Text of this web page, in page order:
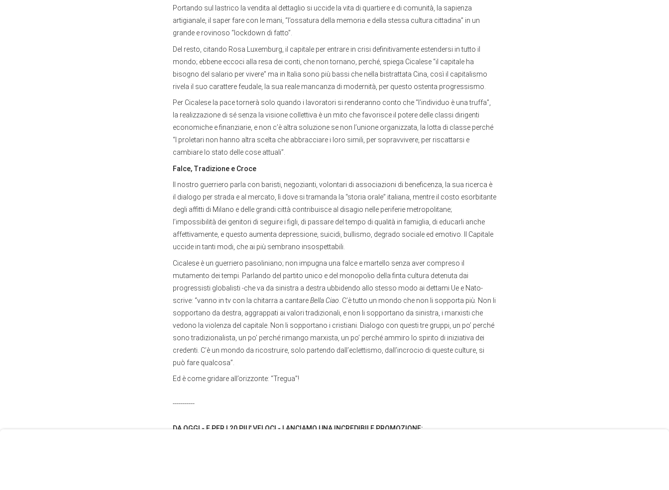
Portando sul lastrico la vendita al dettaglio si uccide la vita di quartiere e di comunità, la sapienza
artigianale, il saper fare con le mani, “l’ossatura della memoria e della stessa cultura cittadina” in un
grande e rovinoso “lockdown di fatto”.
Del resto, citando Rosa Luxemburg, il capitale per entrare in crisi definitivamente estendersi in tutto il
mondo; ebbene eccoci alla resa dei conti, che non tornano, perché, spiega Cicalese “il capitale ha
bisogno del salario per vivere” ma in Italia sono più bassi che nella bistrattata Cina, così il capitalismo
rivela il suo carattere feudale, la sua reale mancanza di modernità, per questo ostenta progressismo.
Per Cicalese la pace tornerà solo quando i lavoratori si renderanno conto che “l’individuo è una truffa”,
la realizzazione di sé senza la visione collettiva è un mito che favorisce il potere delle classi dirigenti
economiche e finanziarie, e non c’è altra soluzione se non l’unione organizzata, la lotta di classe perché
“I proletari non hanno altra scelta che abbracciare i loro simili, per sopravvivere, per riscattarsi e
cambiare lo stato delle cose attuali”.
Falce, Tradizione e Croce
Il nostro guerriero parla con baristi, negozianti, volontari di associazioni di beneficenza, la sua ricerca è
il dialogo per strada e al mercato, lì dove si tramanda la “storia orale” italiana, mentre il costo esorbitante
degli affitti di Milano e delle grandi città contribuisce al disagio nelle periferie metropolitane;
l’impossibilità dei genitori di seguire i figli, di passare del tempo di qualità in famiglia, di educarli anche
affettivamente, e questo aumenta depressione, suicidi, bullismo, degrado sociale ed emotivo. Il Capitale
uccide in tanti modi, che ai più sembrano insospettabili.
Cicalese è un guerriero pasoliniano; non impugna una falce e martello senza aver compreso il
mutamento dei tempi. Parlando del partito unico e del monopolio della finta cultura detenuta dai
progressisti globalisti -che va da sinistra a destra ubbidendo allo stesso modo ai dettami Ue e Nato-
scrive: “vanno in tv con la chitarra a cantareBella Ciao . C’è tutto un mondo che non li sopporta più. Non li
sopportano da destra, aggrappati ai valori tradizionali, e non li sopportano da sinistra, i marxisti che
vedono la violenza del capitale. Non li sopportano i cristiani. Dialogo con questi tre gruppi, un po’ perché
sono tradizionalista, un po’ perché rimango marxista, un po’ perché ammiro lo spirito di iniziativa dei
credenti. C’è un mondo da ricostruire, solo partendo dall’eclettismo, dall’incrocio di queste culture, si
può fare qualcosa”.
Ed è come gridare all’orizzonte: “Tregua”!
-----------
DA OGGI - E PER I 20 PIU' VELOCI - LANCIAMO UNA INCREDIBILE PROMOZIONE: